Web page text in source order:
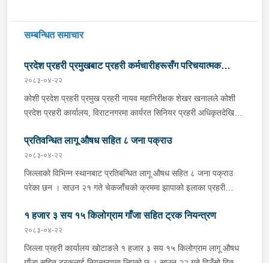
सम्बन्धित समाचार
प्रदेश प्रहरी प्रमुखबाट प्रहरी कर्मचारीहरूसँग परिचयात्मक
भेटघाट तथा अन्तरक्रिया
२०८३-०४-२२
कोशी प्रदेश प्रहरी प्रमुख प्रहरी नायव महानिरीक्षक शेखर खनालले कोशी
प्रदेश प्रहरी कार्यालय, विराटनगरमा कार्यरत सिनियर प्रहरी अधिकृतदेखि
अन्तरक्रिया गर्नुभएको छ । साउन २२ गते कोशी प्रदेश प्रहरी कार्यालयको
सभाहलमा आयोजित कार्यक्रममा उहाँले अन्तरक्रियाका क्रममा प्रहरी
कर्मचारीहरूले उठाएका समस्या, गुनासा, जिज्ञासा तथा सुझावहरूलाई
गम्भीरतापूर्वक सुनुवाई गर्नुका साथै संगठनको नीति, कानुनी व्यवस्था र उपलब्ध
उहाँले संगठनभित्र अनुशासन, व्यावसायिकता, पारदर्शिता, जवाफदेहिता र
सेवामुखी कार्यशैलीलाई थप सुदृढ बनाउन तथा आफ्नो व्यक्तिगत सुरक्षा,
स्वास्थ्यमा सदैव ध्यान दिन सम्पुर्ण प्रहरी कर्मचारीलाई निर्देशन दिनुभयो ।
प्रदेश प्रहरी प्रमुख खनालले नागरिकको विश्वास जित्ने आधार भनेकै
प्रतिवन्धित लागू औषध सहित ८ जना पक्राउ
२०८३-०४-२२
जिल्लाको विभिन्न स्थानबाट प्रतिबन्धित लागू औषध सहित ८ जना पक्राउ
परेका छन । साउन २१ गते चेकजाँचको क्रममा झापाको इलाका प्रहरी
मिलिग्राम ब्राउन सुगर सहित र इलाका प्रहरी कार्यालय अनारमनीले बिर्तामोड
नगरपालिका-५ का इकवाल अन्सारी, बाह्रदशी गाउँपालिका-४ का मनोज
राजवंशी र बाह्रदशी गाउँपालिका-३ की धनकुमारी राजवंशीलाई १९० मिलिग्राम
ब्राउन सुगर सहित पक्राउ गरेको छ । त्यसैगरी मोरङको इलाका प्रहरी
१ हजार ३ सय १५ किलोग्राम गाँजा सहित ट्रक नियन्त्रण
२०८३-०४-२२
जिल्ला प्रहरी कार्यालय खोटाङले १ हजार ३ सय १५ किलोग्राम लागू औषध